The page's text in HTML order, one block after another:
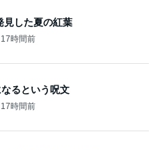
見した夏の紅葉
17時間前
るという呪文
17時間前